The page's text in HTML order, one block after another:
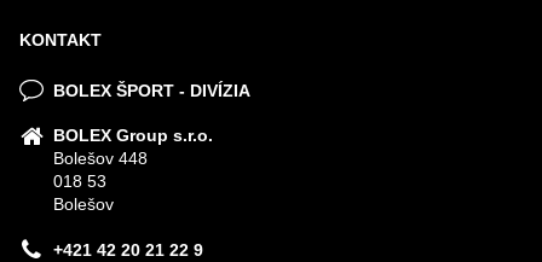
KONTAKT
BOLEX ŠPORT - DIVÍZIA
BOLEX Group s.r.o.
Bolešov 448
018 53
Bolešov
+421 42 20 21 22 9